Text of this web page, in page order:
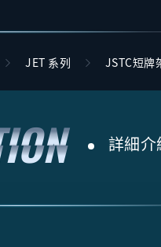
JET 系列 JSTC短牌
詳細介